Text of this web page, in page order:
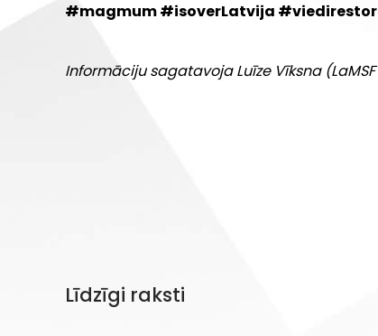
#magmum #isoverLatvija
Informāciju sagatavoja Luīze Vīksna
Līdzīgi raksti